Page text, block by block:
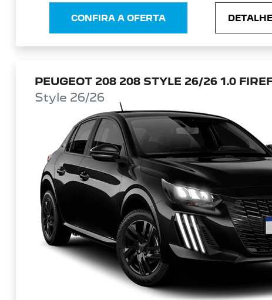
CONFIRA A OFERTA
PEUGEOT 208 208 STYLE 26/26 1.0
Style 26/26